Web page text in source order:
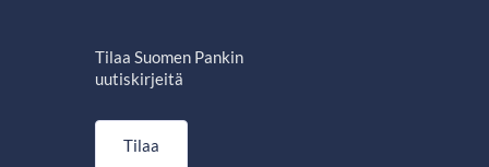
Tilaa Suomen Pankin
uutiskirjeitä
Tilaa